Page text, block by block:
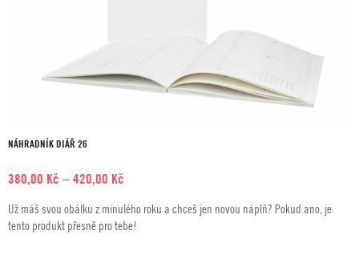
NÁHRADNÍK DIÁŘ 26
380,00 Kč –420,00 Kč
380,00 Kč
až
Už máš svou obálku z minulého roku a chceš jen novou náplň? Pokud ano, je
tento produkt přesně pro tebe!